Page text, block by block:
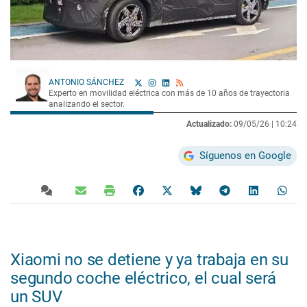
ANTONIO SÁNCHEZ
Experto en movilidad eléctrica con más de 10 años de trayectoria
analizando el sector.
Actualizado: 09/05/26 | 10:24
Síguenos en Google
Xiaomi no se detiene y ya trabaja en su
segundo coche eléctrico, el cual será
un SUV